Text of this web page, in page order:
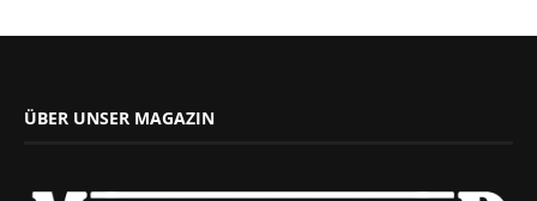
ÜBER UNSER MAGAZIN